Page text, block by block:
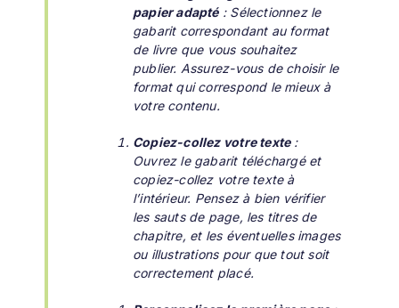
papier adapté: Sélectionnez le
gabarit correspondant au format
de livre que vous souhaitez
publier. Assurez-vous de choisir le
format qui correspond le mieux à
votre contenu.
Copiez-collez votre texte:
Ouvrez le gabarit téléchargé et
copiez-collez votre texte à
l’intérieur. Pensez à bien vérifier
les sauts de page, les titres de
chapitre, et les éventuelles images
ou illustrations pour que tout soit
correctement placé.